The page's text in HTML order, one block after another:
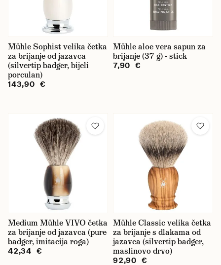
Truefitt & Hill
Cijena
Mühle Sophist velika četka
za brijanje od jazavca
(silvertip badger, bijeli
porculan)
143,90 €
Mühle aloe vera sapun za
brijanje (37 g) - stick
7,90 €
Medium Mühle VIVO četka
za brijanje od jazavca (pure
badger, imitacija roga)
42,34 €
Mühle Classic velika četka
za brijanje s dlakama od
jazavca (silvertip badger,
maslinovo drvo)
92,90 €